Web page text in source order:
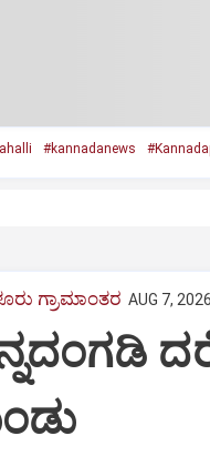
#kannadanews
ಗ್ರಾಮಾಂತರ AUG 7,